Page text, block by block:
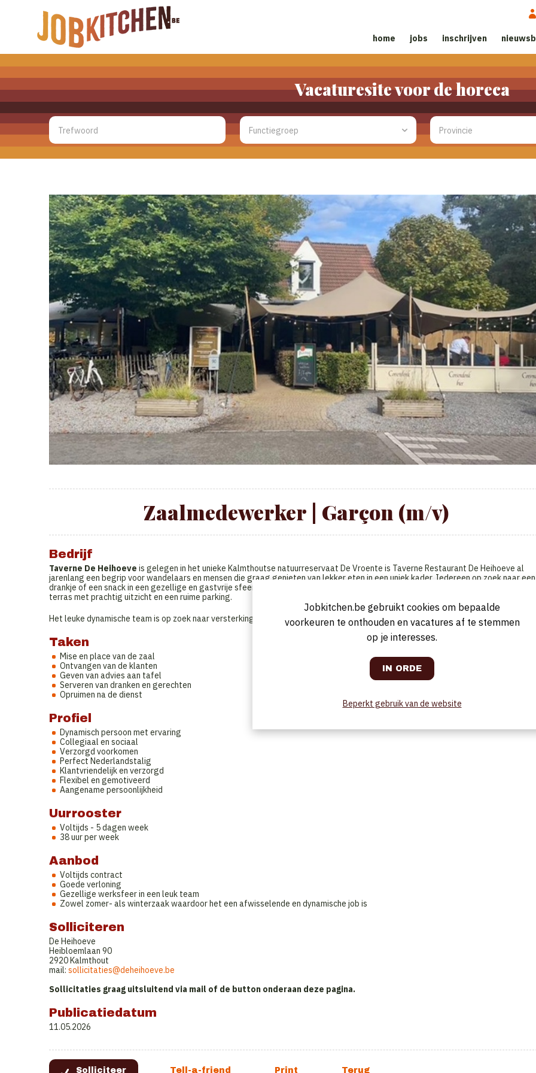
home jobs inschrijven
Vacaturesite voor de horeca
Zaalmedewerker | Garçon (m/v)
Bedrijf
Taverne De Heihoeve is gelegen in het unieke Kalmthoutse natuurreservaat De Vroente is Taverne Restaurant De Heihoeve al
jarenlang een begrip voor wandelaars en mensen die graag genieten van lekker eten in een uniek kader. Iedereen op zoek naar een
drankje of een snack in een gezellige en gastvrije sfeer, is bij De Heihoeve aan het juiste adres. Onze taverne beschikt over een
terras met prachtig uitzicht en een ruime parking.
Het leuke dynamische team is op zoek naar versterking.
Taken
Mise en place van de zaal
Ontvangen van de klanten
Geven van advies aan tafel
Serveren van dranken en gerechten
Opruimen na de dienst
Profiel
Dynamisch persoon met ervaring
Collegiaal en sociaal
Verzorgd voorkomen
Perfect Nederlandstalig
Klantvriendelijk en verzorgd
Flexibel en gemotiveerd
Aangename persoonlijkheid
Uurrooster
Voltijds - 5 dagen week
38 uur per week
Aanbod
Voltijds contract
Goede verloning
Gezellige werksfeer in een leuk team
Zowel zomer- als winterzaak waardoor het een afwisselende en dynamische job is
Solliciteren
De Heihoeve
Heibloemlaan 90
2920 Kalmthout
mail: sollicitaties@deheihoeve.be
Sollicitaties graag uitsluitend via mail of de button onderaan deze pagina.
Publicatiedatum
11.05.2026
Jobkitchen.be gebruikt cookies om bepaalde
voorkeuren te onthouden en vacatures af te stemmen
op je interesses.
Beperkt gebruik van de website